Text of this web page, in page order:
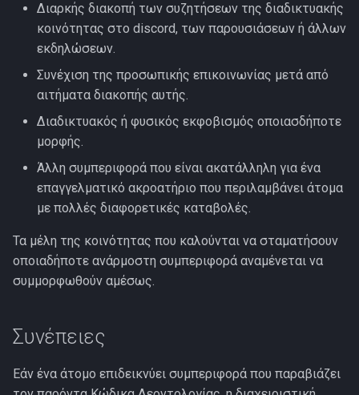
Διαρκής διακοπή των συζητήσεων της διαδικτυακής
κοινότητας στο discord, των παρουσιάσεων ή άλλων
εκδηλώσεων.
Συνέχιση της προσωπικής επικοινωνίας μετά από
αιτήματα διακοπής αυτής.
Διαδικτυακός ή φυσικός εκφοβισμός οποιασδήποτε
μορφής.
Άλλη συμπεριφορά που είναι ακατάλληλη για ένα
επαγγελματικό ακροατήριο που περιλαμβάνει άτομα
με πολλές διαφορετικές καταβολές.
Τα μέλη της κοινότητας που καλούνται να σταματήσουν
οποιαδήποτε ανάρμοστη συμπεριφορά αναμένεται να
συμμορφωθούν αμέσως.
Συνέπειες
Εάν ένα άτομο επιδεικνύει συμπεριφορά που παραβιάζει